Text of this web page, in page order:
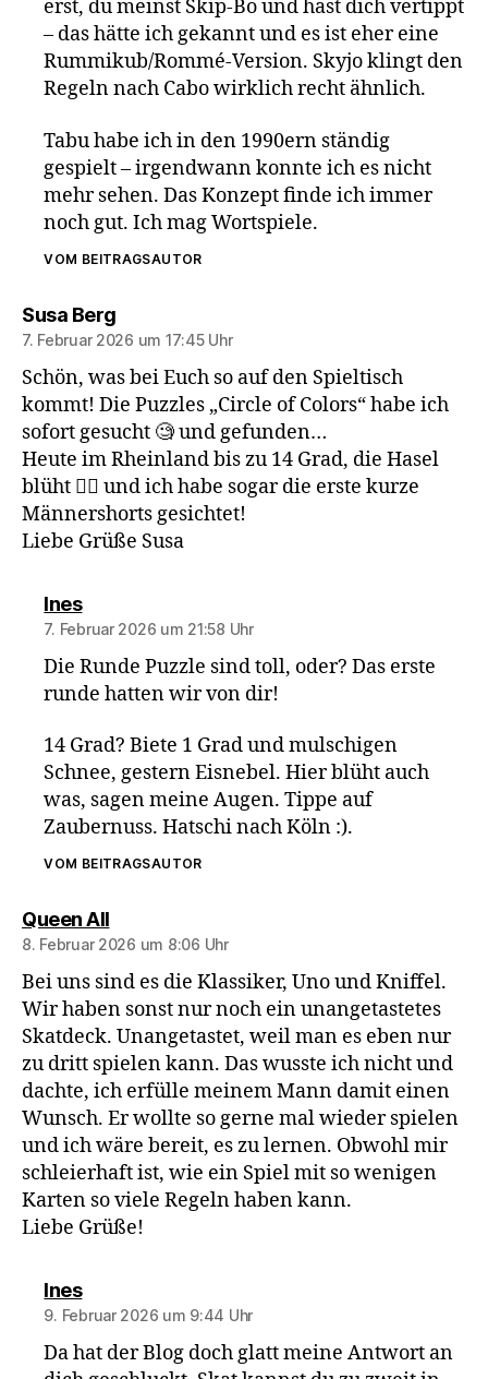
erst, du meinst Skip-Bo und hast dich vertippt
– das hätte ich gekannt und es ist eher eine
Rummikub/Rommé-Version. Skyjo klingt den
Regeln nach Cabo wirklich recht ähnlich.
Tabu habe ich in den 1990ern ständig
gespielt – irgendwann konnte ich es nicht
mehr sehen. Das Konzept finde ich immer
noch gut. Ich mag Wortspiele.
VOM BEITRAGSAUTOR
Susa Bergsagt:
7. Februar 2026 um 17:45 Uhr
Schön, was bei Euch so auf den Spieltisch
kommt! Die Puzzles „Circle of Colors“ habe ich
sofort gesucht 🧐 und gefunden…
Heute im Rheinland bis zu 14 Grad, die Hasel
blüht 😮‍💨 und ich habe sogar die erste kurze
Männershorts gesichtet!
Liebe Grüße Susa
Inessagt:
7. Februar 2026 um 21:58 Uhr
Die Runde Puzzle sind toll, oder? Das erste
runde hatten wir von dir!
14 Grad? Biete 1 Grad und mulschigen
Schnee, gestern Eisnebel. Hier blüht auch
was, sagen meine Augen. Tippe auf
Zaubernuss. Hatschi nach Köln :).
VOM BEITRAGSAUTOR
Queen Allsagt:
8. Februar 2026 um 8:06 Uhr
Bei uns sind es die Klassiker, Uno und Kniffel.
Wir haben sonst nur noch ein unangetastetes
Skatdeck. Unangetastet, weil man es eben nur
zu dritt spielen kann. Das wusste ich nicht und
dachte, ich erfülle meinem Mann damit einen
Wunsch. Er wollte so gerne mal wieder spielen
und ich wäre bereit, es zu lernen. Obwohl mir
schleierhaft ist, wie ein Spiel mit so wenigen
Karten so viele Regeln haben kann.
Liebe Grüße!
Inessagt:
9. Februar 2026 um 9:44 Uhr
Da hat der Blog doch glatt meine Antwort an